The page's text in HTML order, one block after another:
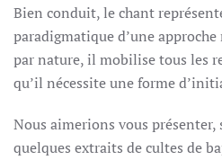
Bien conduit, le chant
paradigmatique d’une
par nature, il mobilise tous les
qu’il nécessite une forme
Nous aimerions vous
quelques extraits de cultes de